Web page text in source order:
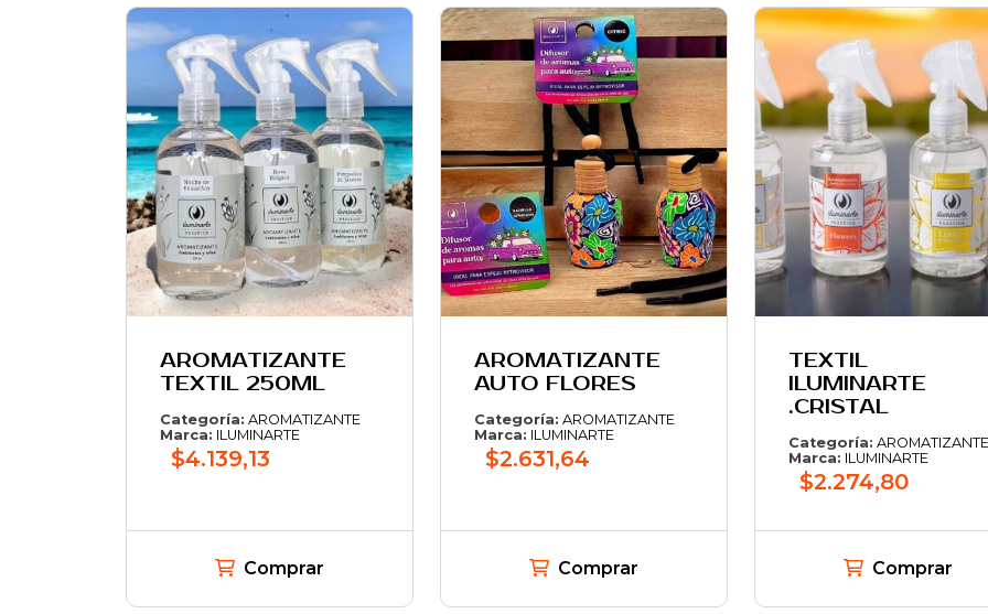
AROMATIZANTE
TEXTIL 250ML
Categoría: AROMATIZANTE
Marca: ILUMINARTE
$4.139,13
Comprar
AROMATIZANTE
AUTO FLORES
Categoría: AROMATIZANTE
Marca: ILUMINARTE
$2.631,64
Comprar
TEXTIL
ILUMINARTE
.CRISTAL
Categoría: AROMATIZANTE
Marca: ILUMINARTE
$2.274,80
Comprar